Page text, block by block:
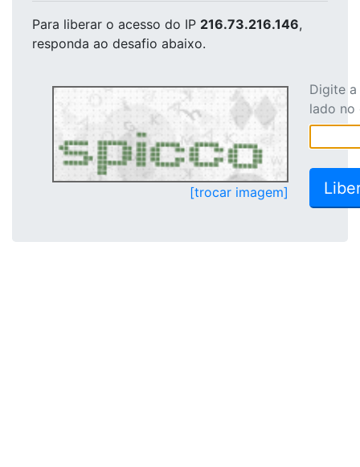
Para liberar o acesso do IP 216.73.216.146,
responda ao desafio abaixo.
[trocar imagem]
Digite
lado no